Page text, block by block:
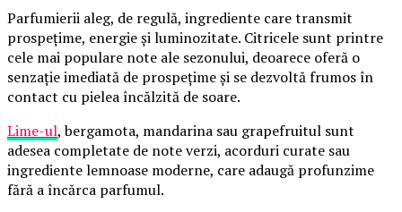
Parfumierii aleg, de regulă, ingrediente care transmit
prospețime, energie și luminozitate. Citricele sunt printre
cele mai populare note ale sezonului, deoarece oferă o
senzație imediată de prospețime și se dezvoltă frumos în
contact cu pielea încălzită de soare.
Lime-ul, bergamota, mandarina sau grapefruitul sunt
adesea completate de note verzi, acorduri curate sau
ingrediente lemnoase moderne, care adaugă profunzime
fără a încărca parfumul.